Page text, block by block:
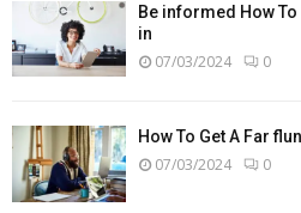
Be informed How To
in
07/03/2024 0
How To Get A Far
07/03/2024 0